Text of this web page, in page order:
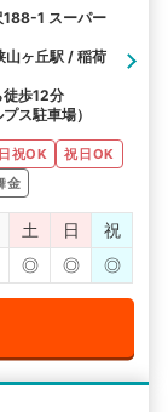
188-1 スーパー
山ヶ丘駅 / 稲荷
徒歩12分
ス駐車場）
日祝OK
祝日OK
金
土 日
祝
◎ ◎ ◎